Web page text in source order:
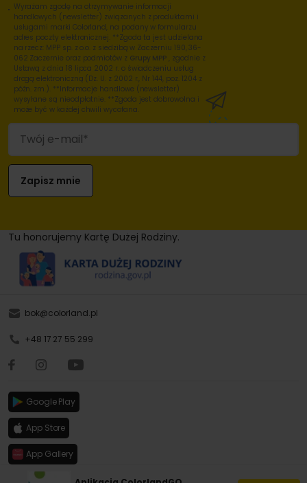
Wyrażam zgodę na otrzymywanie informacji
handlowych (newsletter) związanych z produktami i
usługami marki Colorland, na podany w formularzu
adres poczty elektronicznej. **Zgoda ta jest udzielana
na rzecz: MPP sp. z o.o. z siedzibą w Zaczerniu 190, 36-
062 Zaczernie oraz podmiotów z Grupy MPP , zgodnie z
Ustawą z dnia 18 lipca 2002 r. o świadczeniu usług
drogą elektroniczną (Dz. U. z 2002 r., Nr 144, poz. 1204 z
późn. zm.). **Informacje handlowe (newsletter)
wysyłane są nieodpłatnie. **Zgoda jest dobrowolna i
może być w każdej chwili wycofana.
Tu honorujemy Kartę Dużej Rodziny.
bok@colorland.pl
+48 17 27 55 299
Google Play
App Store
App Gallery